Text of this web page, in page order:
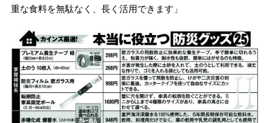
重な食料を無駄なく、長く活用できます」